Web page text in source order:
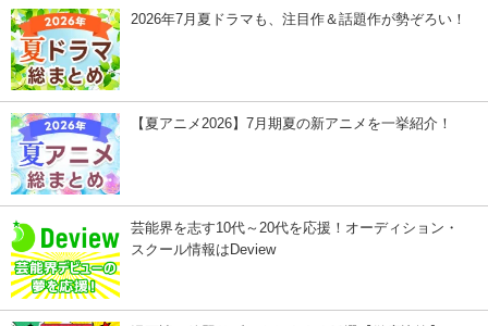
2026年7月夏ドラマも、注目作＆話題作が勢ぞろい！
【夏アニメ2026】7月期夏の新アニメを一挙紹介！
芸能界を志す10代～20代を応援！オーディション・
スクール情報はDeview